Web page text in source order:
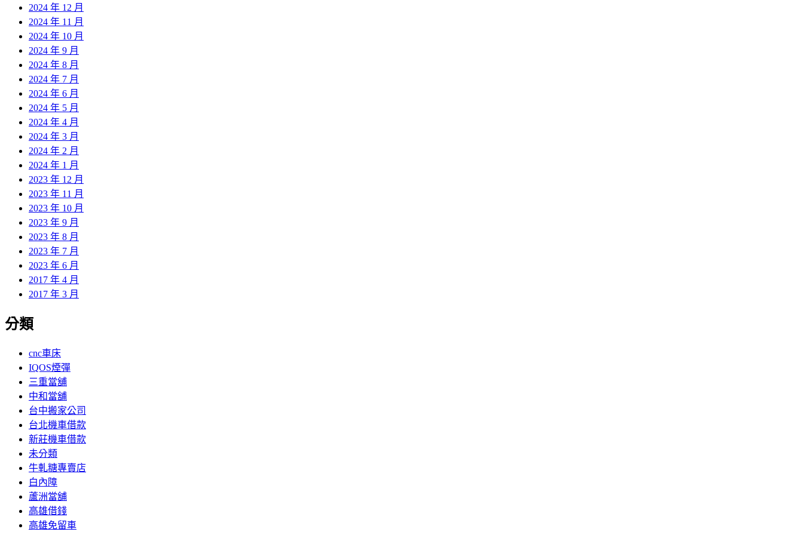
2024 年 12 月
2024 年 11 月
2024 年 10 月
2024 年 9 月
2024 年 8 月
2024 年 7 月
2024 年 6 月
2024 年 5 月
2024 年 4 月
2024 年 3 月
2024 年 2 月
2024 年 1 月
2023 年 12 月
2023 年 11 月
2023 年 10 月
2023 年 9 月
2023 年 8 月
2023 年 7 月
2023 年 6 月
2017 年 4 月
2017 年 3 月
分類
cnc車床
IQOS煙彈
三重當舖
中和當舖
台中搬家公司
台北機車借款
新莊機車借款
未分類
牛軋糖專賣店
白內障
蘆洲當舖
高雄借錢
高雄免留車